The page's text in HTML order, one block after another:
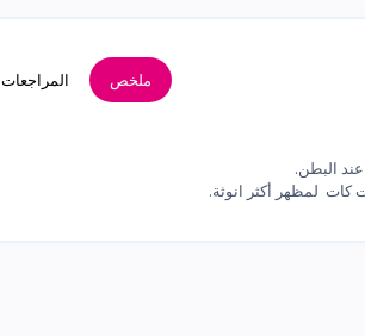
ملخص المراجعات
البطن.
لمظهر أكثر انوثة.